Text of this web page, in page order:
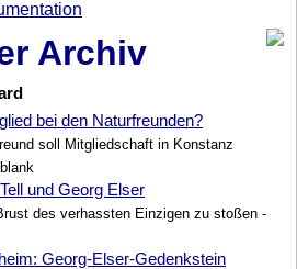
Archiv
bei den Naturfreunden?
soll Mitgliedschaft in Konstanz
und Georg Elser
des verhassten Einzigen zu stoßen -
Georg-Elser-Gedenkstein